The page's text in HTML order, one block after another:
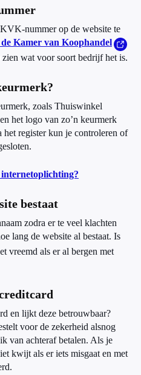
nummer op de website te
Kamer van Koophandel
wat voor soort bedrijf het is.
zoals Thuiswinkel
het logo van zo’n keurmerk
het register kun je controleren of
bestaat
zodra er te veel klachten
lang de website al bestaat. Is
vreemd als er al bergen met
en lijkt deze betrouwbaar?
voor de zekerheid alsnog
van achteraf betalen. Als je
kwijt als er iets misgaat en met